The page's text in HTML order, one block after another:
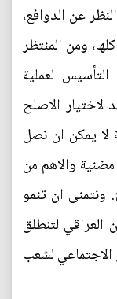
عن الدوافع،
ومن المنتظر
لعملية
لاختيار الاصلح
لا يمكن ان نصل
والاهم من
ونتمنى ان تنمو
العراقي لتنطلق
الاجتماعي لشعب